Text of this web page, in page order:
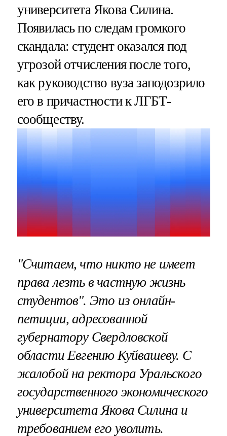
университета Якова Силина.
Появилась по следам громкого
скандала: студент оказался под
угрозой отчисления после того,
как руководство вуза заподозрило
его в причастности к ЛГБТ-
сообществу.
"Считаем, что никто не имеет
права лезть в частную жизнь
студентов". Это из онлайн-
петиции, адресованной
губернатору Свердловской
области Евгению Куйвашеву. С
жалобой на ректора Уральского
государственного экономического
университета Якова Силина и
требованием его уволить.